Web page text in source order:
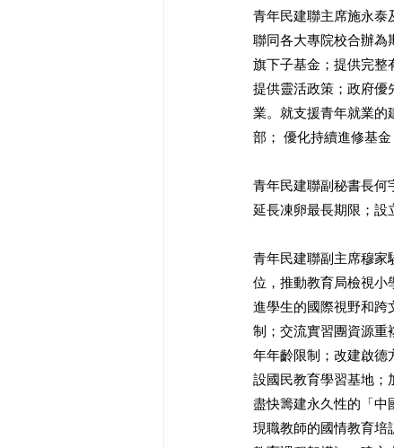
青年民建聯主席施永泰
聯同各大專院校合辦為
旗下子基金；提供完整
提供靈活政策；政府優
業。就支援青年就業的
部； 優化持續進修基
青年民建聯副秘書長何
延長凍卵最長期限；設
青年民建聯副主席穆家
位，推動教育局檢視小
進學生的國際視野和跨
制；交流實習團資源重
年年齡限制；改建啟德
設國民教育學習基地；
盡快籌建永久性的「中
現職教師的國情教育培